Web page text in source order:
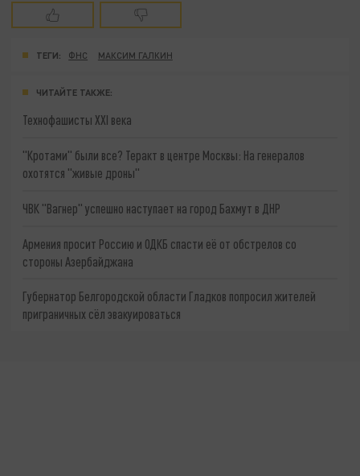
ТЕГИ: ФНС МАКСИМ ГАЛКИН
ЧИТАЙТЕ ТАКЖЕ:
Технофашисты XXI века
"Кротами" были все? Теракт в центре Москвы: На генералов
охотятся "живые дроны"
ЧВК "Вагнер" успешно наступает на город Бахмут в ДНР
Армения просит Россию и ОДКБ спасти её от обстрелов со
стороны Азербайджана
Губернатор Белгородской области Гладков попросил жителей
приграничных сёл эвакуироваться